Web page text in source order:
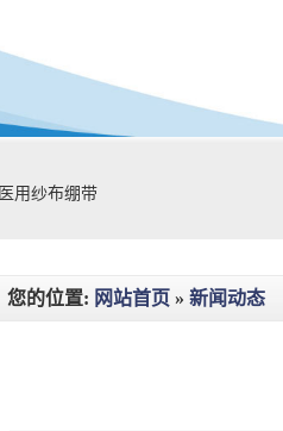
医用纱布绷带
您的位置: 网站首页 » 新闻动态